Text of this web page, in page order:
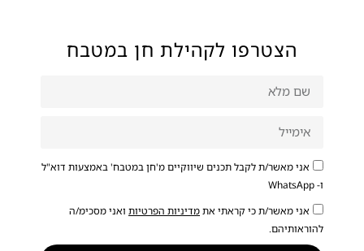
הצטרפו לקהילת חן במטבח
אני מאשר/ת לקבל תכנים שיווקיים מ'חן במטבח' באמצעות דוא"ל
ו- WhatsApp
אני מאשר/ת כי קראתי אתמדיניות הפרטיות ואני מסכימ/ה
להוראותיהם.